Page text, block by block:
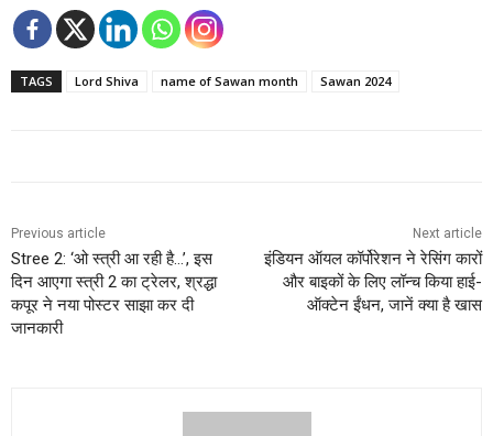
TAGS Lord Shiva name of Sawan month Sawan 2024
Previous article
Stree 2: ‘ओ स्त्री आ रही है…’, इस
दिन आएगा स्त्री 2 का ट्रेलर, श्रद्धा
कपूर ने नया पोस्टर साझा कर दी
जानकारी
Next article
इंडियन ऑयल कॉर्पोरेशन ने रेसिंग कारों
और बाइकों के लिए लॉन्च किया हाई-
ऑक्टेन ईंधन, जानें क्या है खास